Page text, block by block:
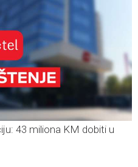
43 miliona KM dobiti u